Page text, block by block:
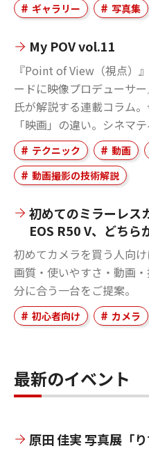
ギャラリー 写真集
My POV vol.11
『Point of View（視点）
ードに映像プロデューサ
氏が解説する連載コラム
「映画」の違い。シネマ
テクニック 動画
動画撮影の技術解説
初めてのミラーレス
EOS R50 V、どちら
初めてカメラを買う人向け
画質・使いやすさ・動画
分に合う一台をご提案。
初心者向け カメラ
最新のイベント
原田 佳実 写真展「り